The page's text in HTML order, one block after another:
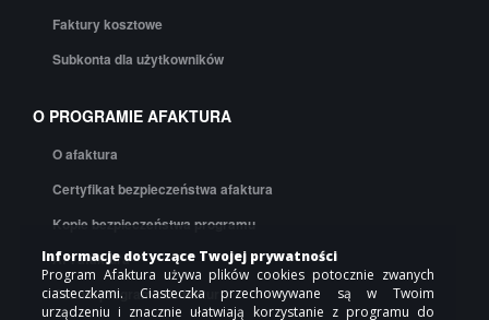
Faktury kosztowe
Subkonta dla użytkowników
O PROGRAMIE AFAKTURA
O afaktura
Certyfikat bezpieczeństwa afaktura
Kopie bezpieczeństwa programu
API afaktura
Cennik programu do faktur
Informacje dotyczące Twojej prywatności
Program Afaktura używa plików cookies potocznie zwanych
ciasteczkami. Ciasteczka przechowywane są w Twoim
urządzeniu i znacznie ułatwiają korzystanie z programu do